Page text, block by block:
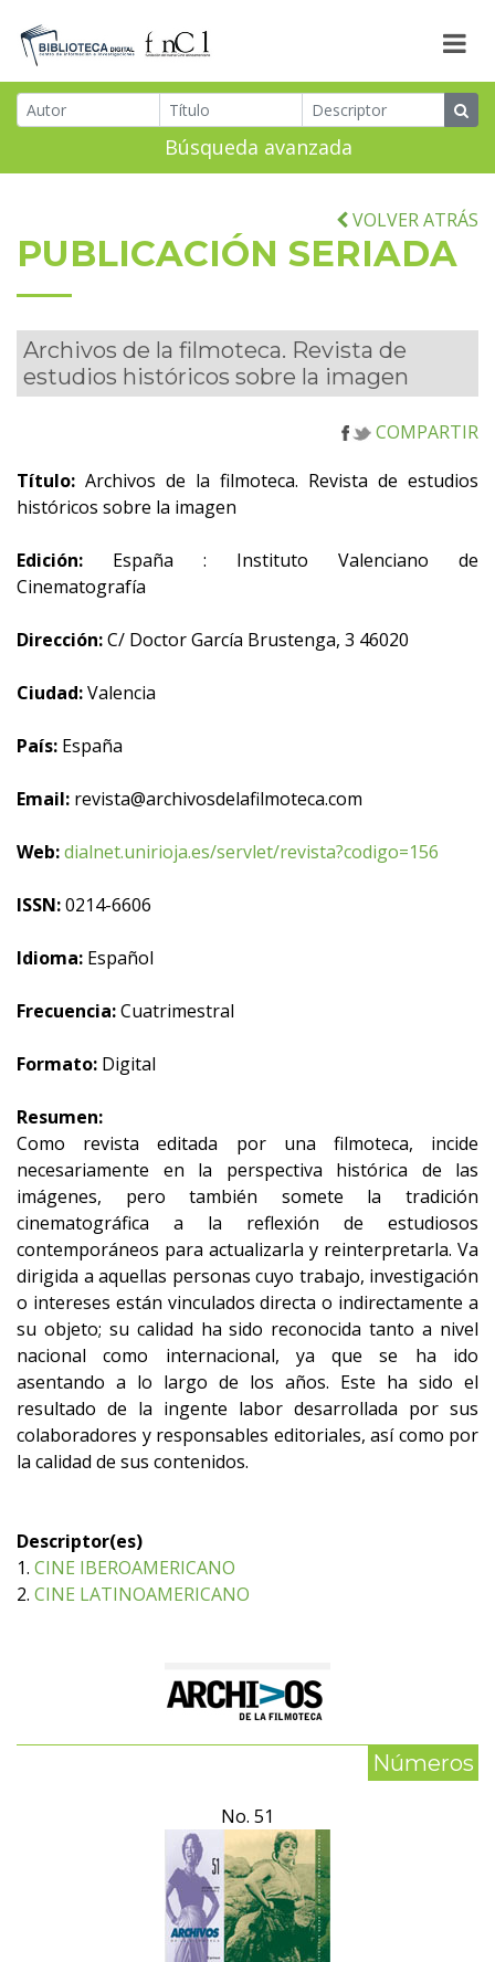
Búsqueda avanzada
VOLVER ATRÁS
PUBLICACIÓN SERIADA
Archivos de la filmoteca. Revista de
estudios históricos sobre la imagen
COMPARTIR
Título: Archivos de la filmoteca. Revista de estudios
históricos sobre la imagen
Edición: España : Instituto Valenciano de
Cinematografía
Dirección:C/ Doctor García Brustenga, 3 46020
Ciudad:Valencia
País: España
Email: revista@archivosdelafilmoteca.com
Web:dialnet.unirioja.es/servlet/revista?codigo=156
ISSN:0214-6606
Idioma: Español
Frecuencia:Cuatrimestral
Formato: Digital
Resumen:
Como revista editada por una filmoteca, incide
necesariamente en la perspectiva histórica de las
imágenes, pero también somete la tradición
cinematográfica a la reflexión de estudiosos
contemporáneos para actualizarla y reinterpretarla. Va
dirigida a aquellas personas cuyo trabajo, investigación
o intereses están vinculados directa o indirectamente a
su objeto; su calidad ha sido reconocida tanto a nivel
nacional como internacional, ya que se ha ido
asentando a lo largo de los años. Este ha sido el
resultado de la ingente labor desarrollada por sus
colaboradores y responsables editoriales, así como por
la calidad de sus contenidos.
Descriptor(es)
1. CINE IBEROAMERICANO
2. CINE LATINOAMERICANO
Números
No. 51